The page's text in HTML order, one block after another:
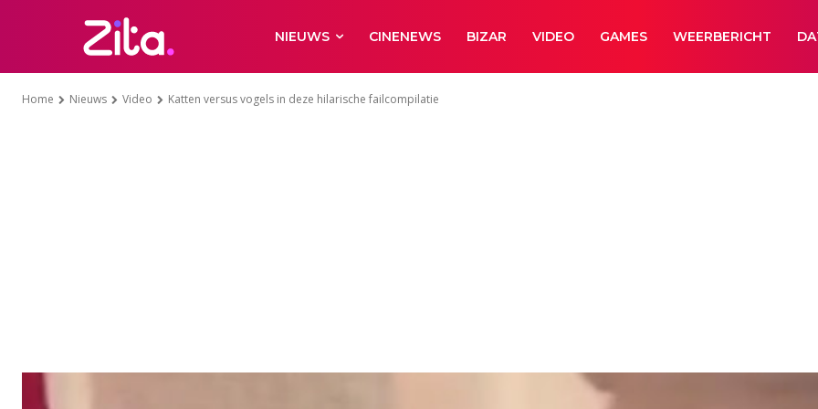
NIEUWS CINENEWS BIZAR VIDEO GAMES WEERBERICHT
Home Nieuws Video Katten versus vogels in deze hilarische failcompilatie